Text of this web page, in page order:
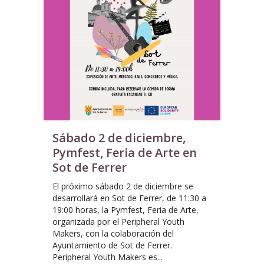
Sábado 2 de diciembre,
Pymfest, Feria de Arte en
Sot de Ferrer
El próximo sábado 2 de diciembre se
desarrollará en Sot de Ferrer, de 11:30 a
19:00 horas, la Pymfest, Feria de Arte,
organizada por el Peripheral Youth
Makers, con la colaboración del
Ayuntamiento de Sot de Ferrer.
Peripheral Youth Makers es...